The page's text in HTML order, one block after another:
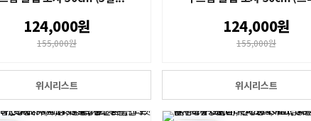
124,000원
155,000원
위시리스트
124,000원
155,000원
위시리스트